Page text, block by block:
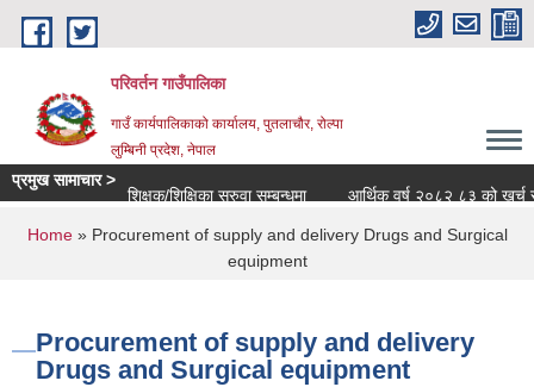
Skip to main content
परिवर्तन गाउँपालिका
गाउँ कार्यपालिकाको कार्यालय, पुतलाचौर, रोल्पा
लुम्बिनी प्रदेश, नेपाल
प्रमुख सामाचार >
शिक्षक/शिक्षिका सरुवा सम्बन्धमा
आर्थिक वर्ष २०८२ ८३ को खर्च
You are here
Home» Procurement of supply and delivery Drugs and Surgical
equipment
Procurement of supply and delivery
Drugs and Surgical equipment